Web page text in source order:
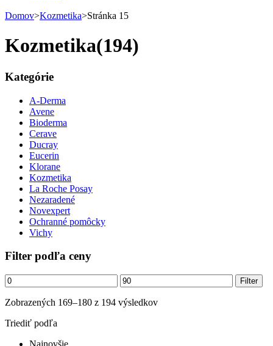
Domov>Kozmetika>Stránka 15
Kozmetika(194)
Kategórie
A-Derma
Avene
Bioderma
Cerave
Ducray
Eucerin
Klorane
Kozmetika
La Roche Posay
Nezaradené
Novexpert
Ochranné pomôcky
Vichy
Filter podľa ceny
Minimálna
cena
Maximálna
cena
Filter
Zobrazených 169–180 z 194 výsledkovZoradené
Triediť podľa
Najnovšie